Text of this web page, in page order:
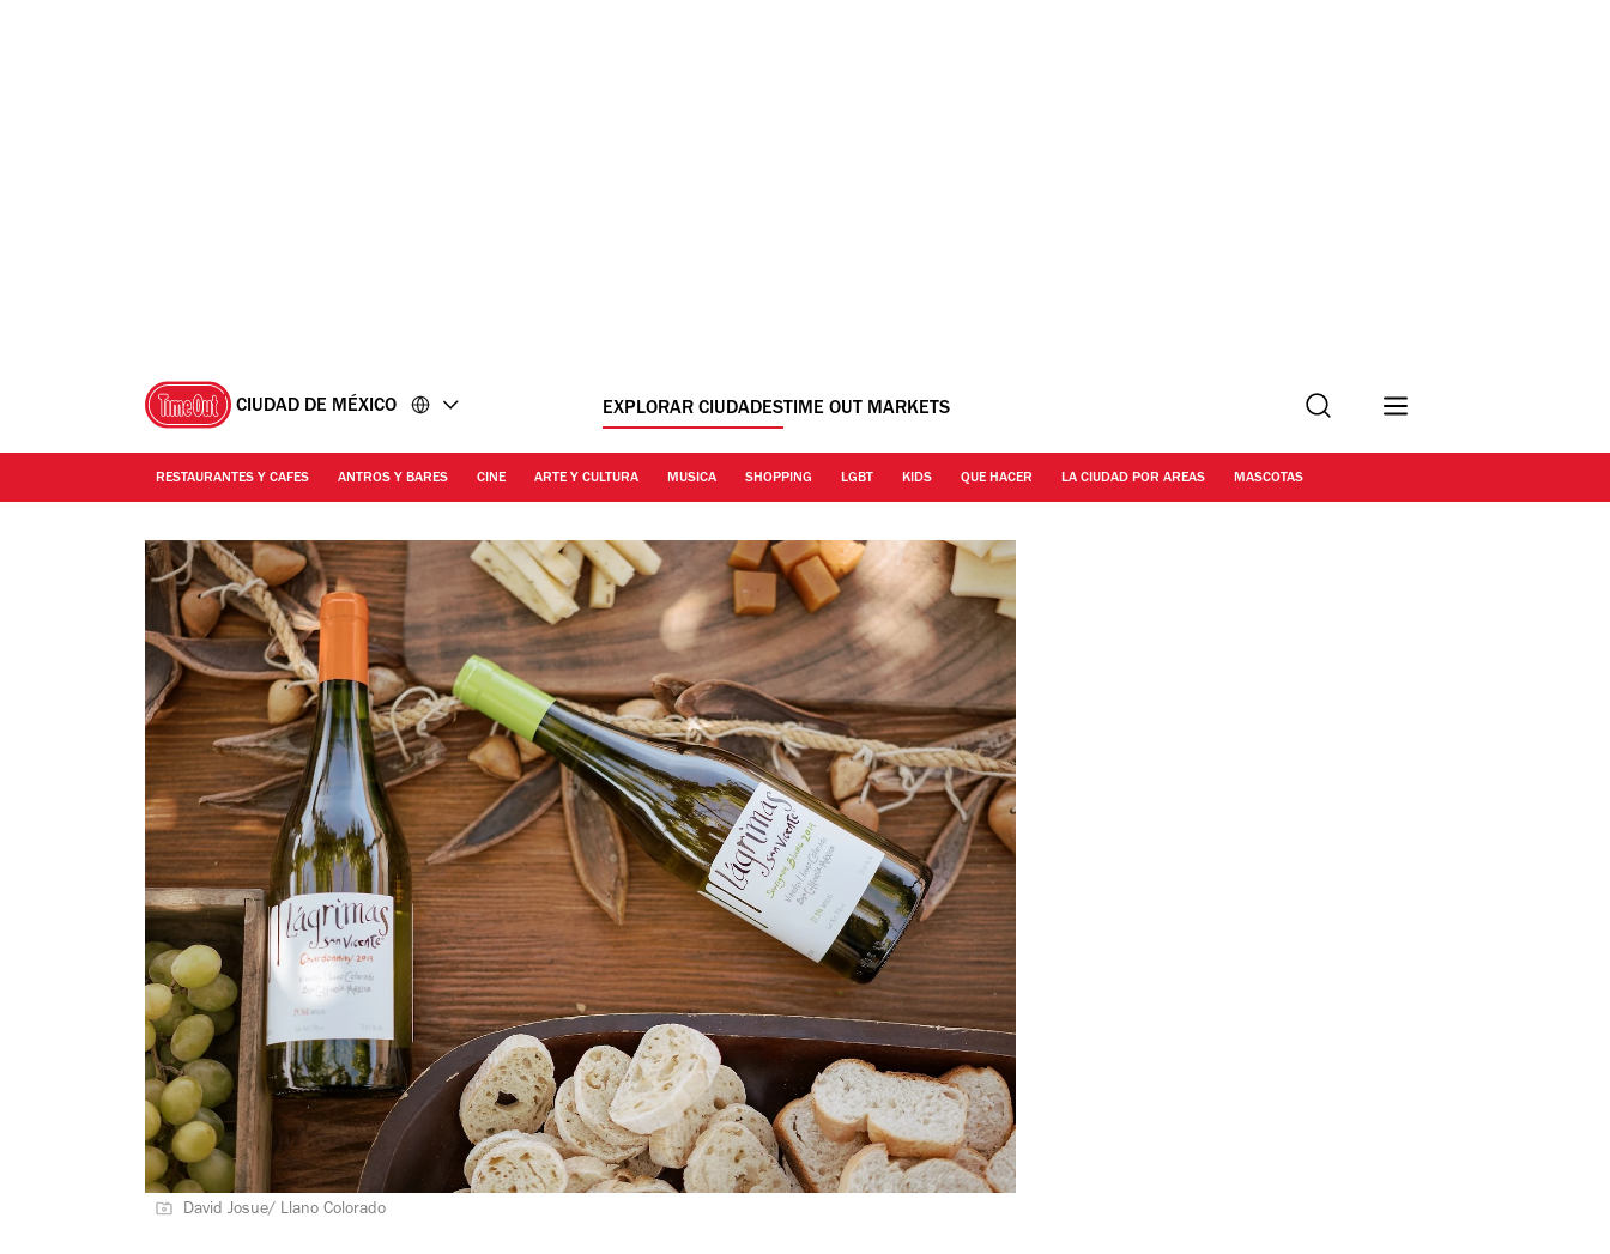
CIUDAD DE MÉXICO EXPLORAR CIUDADESTIME OUT MARKETS Buscar
RESTAURANTES Y CAFES ANTROS Y BARES CINE ARTE Y CULTURA MUSICA SHOPPING LGBT KIDS QUE HACER LA CIUDAD POR AREAS MASCOTAS
David Josue/ Llano Colorado